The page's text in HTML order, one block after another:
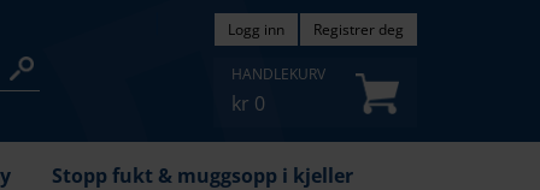
Registrer deg
Logg inn
HANDLEKURV
kr 0
Stopp fukt & muggsopp i kjeller